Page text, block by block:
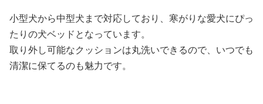
小型犬から中型犬まで対応しており、寒がりな愛犬にぴっ
たりの犬ベッドとなっています。
取り外し可能なクッションは丸洗いできるので、いつでも
清潔に保てるのも魅力です。